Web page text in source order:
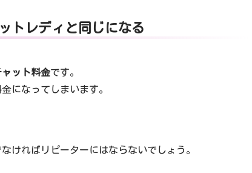
トレディと同じになる
ャット料金です。
になってしまいます。
ければリピーターにはならないでしょう。